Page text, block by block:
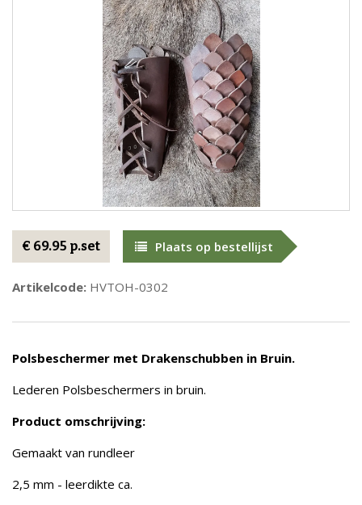
€ 69.95 p.set Plaats op bestellijst
Artikelcode: HVTOH-0302
Polsbeschermer met Drakenschubben in Bruin.
Lederen Polsbeschermers in bruin.
Product omschrijving:
Gemaakt van rundleer
2,5 mm - leerdikte ca.